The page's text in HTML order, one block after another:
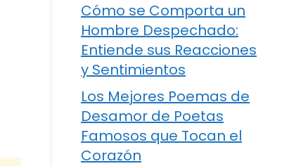
Cómo se Comporta un
Hombre Despechado:
Entiende sus Reacciones
y Sentimientos
Los Mejores Poemas de
Desamor de Poetas
Famosos que Tocan el
Corazón